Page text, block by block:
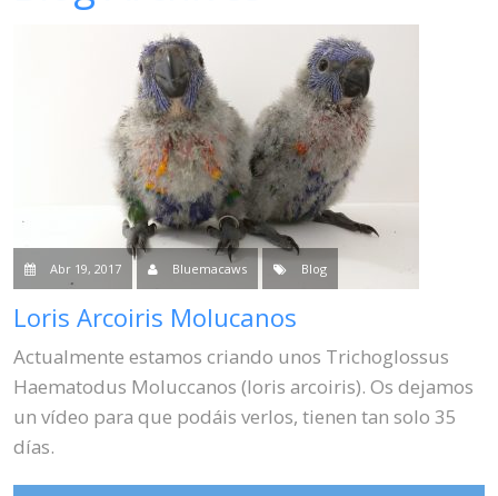
Abr 19, 2017 Bluemacaws Blog
Loris Arcoiris Molucanos
Actualmente estamos criando unos Trichoglossus
Haematodus Moluccanos (loris arcoiris). Os dejamos
un vídeo para que podáis verlos, tienen tan solo 35
días.